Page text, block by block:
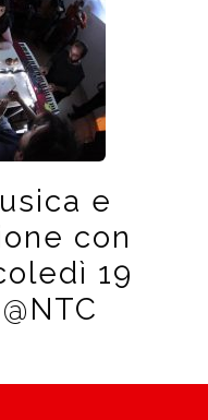
e
con
19